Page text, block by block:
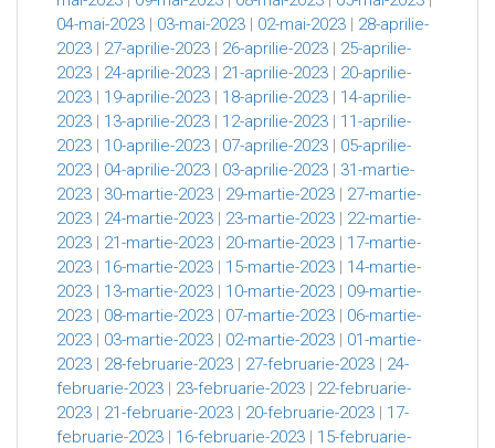
04-mai-2023 | 03-mai-2023 | 02-mai-2023 | 28-aprilie-
2023 | 27-aprilie-2023 | 26-aprilie-2023 | 25-aprilie-
2023 | 24-aprilie-2023 | 21-aprilie-2023 | 20-aprilie-
2023 | 19-aprilie-2023 | 18-aprilie-2023 | 14-aprilie-
2023 | 13-aprilie-2023 | 12-aprilie-2023 | 11-aprilie-
2023 | 10-aprilie-2023 | 07-aprilie-2023 | 05-aprilie-
2023 | 04-aprilie-2023 | 03-aprilie-2023 | 31-martie-
2023 | 30-martie-2023 | 29-martie-2023 | 27-martie-
2023 | 24-martie-2023 | 23-martie-2023 | 22-martie-
2023 | 21-martie-2023 | 20-martie-2023 | 17-martie-
2023 | 16-martie-2023 | 15-martie-2023 | 14-martie-
2023 | 13-martie-2023 | 10-martie-2023 | 09-martie-
2023 | 08-martie-2023 | 07-martie-2023 | 06-martie-
2023 | 03-martie-2023 | 02-martie-2023 | 01-martie-
2023 | 28-februarie-2023 | 27-februarie-2023 | 24-
februarie-2023 | 23-februarie-2023 | 22-februarie-
2023 | 21-februarie-2023 | 20-februarie-2023 | 17-
februarie-2023 | 16-februarie-2023 | 15-februarie-